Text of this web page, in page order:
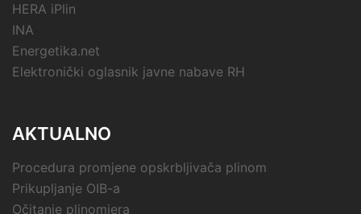
HERA iPlin
INA
Energetika.net
Elektronički oglasnik javne nabave RH
AKTUALNO
Procedura promjene opskrbljivača plinom
Prikupljanje OIB-a
Očitanje plinomjera